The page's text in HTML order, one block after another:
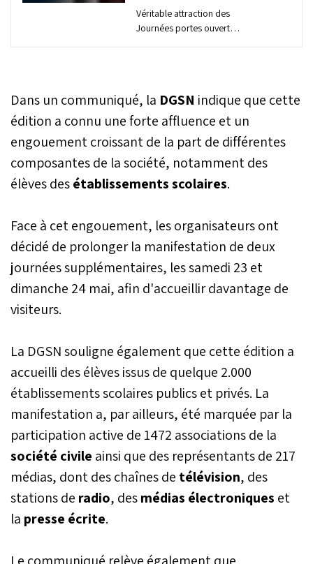
Véritable attraction des
Journées portes ouvertes
Dans un communiqué, la DGSN indique que cette
édition a connu une forte affluence et un
engouement croissant de la part de différentes
composantes de la société, notamment des
élèves desétablissements scolaires.
Face à cet engouement, les organisateurs ont
décidé de prolonger la manifestation de deux
journées supplémentaires, les samedi 23 et
dimanche 24 mai, afin d'accueillir davantage de
visiteurs.
La DGSN souligne également que cette édition a
accueilli des élèves issus de quelque 2.000
établissements scolaires publics et privés. La
manifestation a, par ailleurs, été marquée par la
participation active de 1472 associations de la
société civile ainsi que des représentants de 217
médias, dont des chaînes de télévision, des
stations de radio, desmédias électroniques et
la presse écrite.